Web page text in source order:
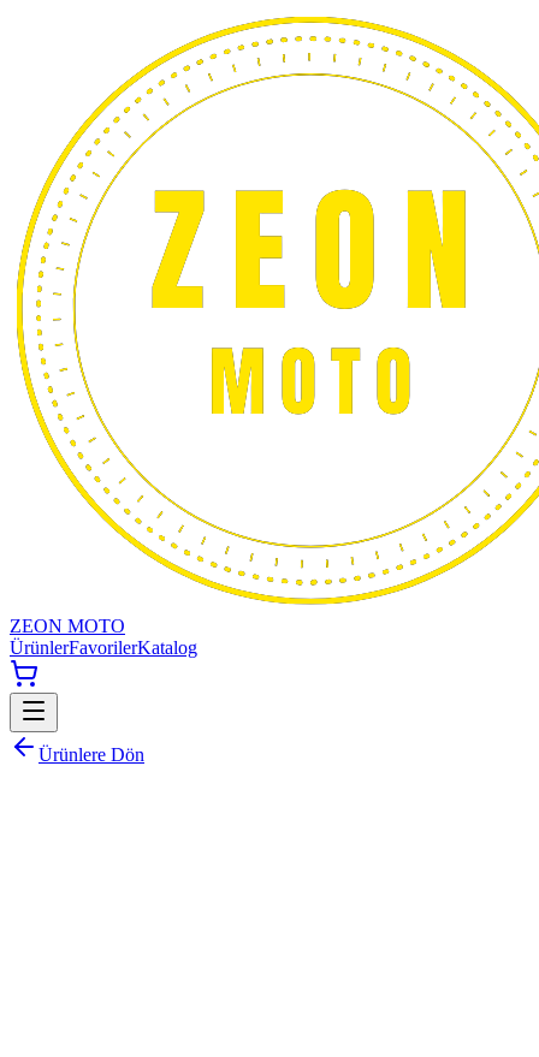
ZEON MOTO
ÜrünlerFavorilerKatalog
Ürünlere Dön